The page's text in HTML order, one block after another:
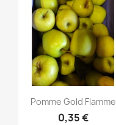
Aperçu rapide
Pomme Gold Flamme
0,35 €